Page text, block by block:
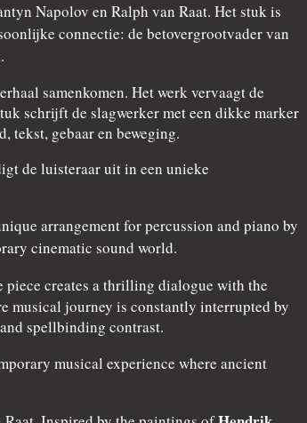
Napolov en Ralph van Raat. Het stuk is
connectie: de betovergrootvader van
samenkomen. Het werk vervaagt de
schrijft de slagwerker met een dikke marker
tekst, gebaar en beweging.
de luisteraar uit in een unieke
arrangement for percussion and piano by
cinematic sound world.
piece creates a thrilling dialogue with the
musical journey is constantly interrupted by
spellbinding contrast.
musical experience where ancient